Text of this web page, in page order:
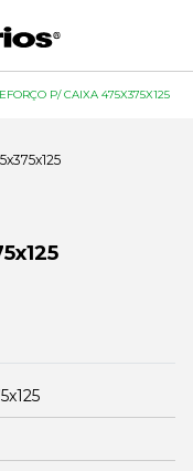
P/ CAIXA 475X375X125